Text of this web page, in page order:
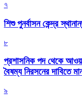
৭
শিশু পুনর্বাসন কেন্দ্র
৮
প্রশাসনিক পদ থেকে
বৈষম্য নিরসনের দাবিতে
৯